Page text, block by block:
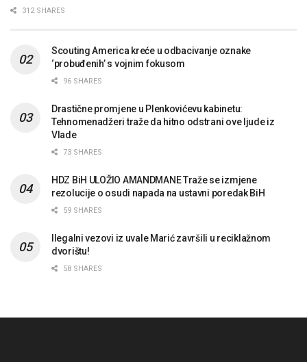
312 SHARES
Scouting America kreće u odbacivanje oznake
‘probuđenih’ s vojnim fokusom
96 SHARES
Drastične promjene u Plenkovićevu kabinetu:
Tehnomenadžeri traže da hitno odstrani ove ljude iz
Vlade
73 SHARES
HDZ BiH ULOŽIO AMANDMANE Traže se izmjene
rezolucije o osudi napada na ustavni poredak BiH
59 SHARES
Ilegalni vezovi iz uvale Marić završili u reciklažnom
dvorištu!
58 SHARES